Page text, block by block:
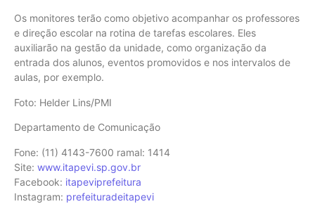
Os monitores terão como objetivo acompanhar os professores
e direção escolar na rotina de tarefas escolares. Eles
auxiliarão na gestão da unidade, como organização da
entrada dos alunos, eventos promovidos e nos intervalos de
aulas, por exemplo.
Foto: Helder Lins/PMI
Departamento de Comunicação
Fone: (11) 4143-7600 ramal: 1414
Site: www.itapevi.sp.gov.br
Facebook: itapeviprefeitura
Instagram: prefeituradeitapevi